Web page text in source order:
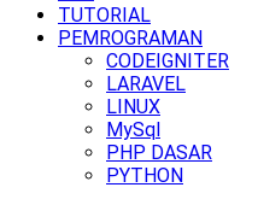
TUTORIAL
PEMROGRAMAN
CODEIGNITER
LARAVEL
LINUX
MySql
PHP DASAR
PYTHON